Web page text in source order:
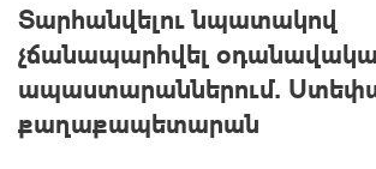
Տարհանվելու նպատակով
չճանապարհվել
ապաստարաններում․
քաղաքապետարան